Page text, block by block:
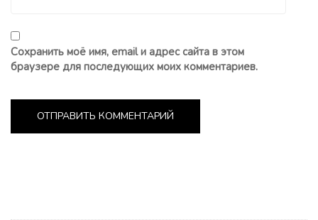
Сохранить моё имя, email и адрес сайта в этом
браузере для последующих моих комментариев.